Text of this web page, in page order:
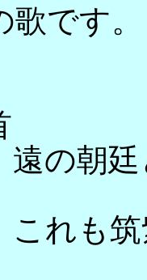
です。
遠の朝
れも